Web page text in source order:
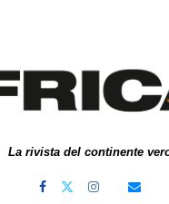
La rivista del continente